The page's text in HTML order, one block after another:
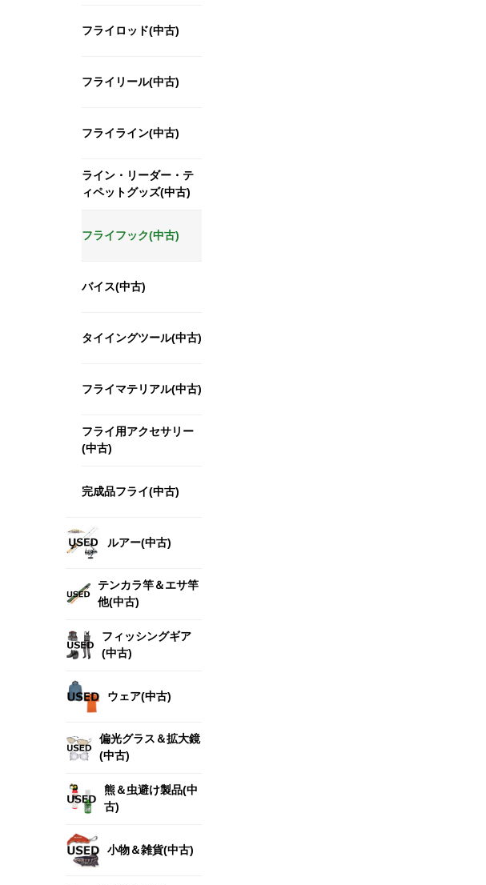
フライロッド(中古)
フライリール(中古)
フライライン(中古)
ライン・リーダー・テ
ィペットグッズ(中古)
フライフック(中古)
バイス(中古)
タイイングツール(中古)
フライマテリアル(中古)
フライ用アクセサリー
(中古)
完成品フライ(中古)
ルアー(中古)
テンカラ竿＆エサ竿
他(中古)
フィッシングギア
(中古)
ウェア(中古)
偏光グラス＆拡大鏡
(中古)
熊＆虫避け製品(中
古)
小物＆雑貨(中古)